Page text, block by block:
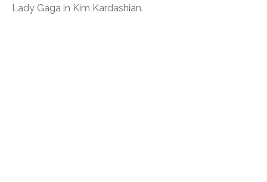
Lady Gaga in Kim Kardashian.